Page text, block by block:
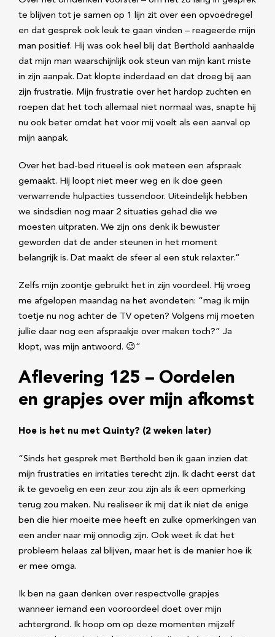
te blijven tot je samen op 1 lijn zit over een opvoedregel
en dat gesprek ook leuk te gaan vinden – reageerde mijn
man positief. Hij was ook heel blij dat Berthold aanhaalde
dat mijn man waarschijnlijk ook steun van mijn kant miste
in zijn aanpak. Dat klopte inderdaad en dat droeg bij aan
zijn frustratie. Mijn frustratie over het hardop zuchten en
roepen dat het toch allemaal niet normaal was, snapte hij
nu ook beter omdat het voor mij voelt als een aanval op
mijn aanpak.
Over het bad-bed ritueel is ook meteen een afspraak
gemaakt. Hij loopt niet meer weg en ik doe geen
verwarrende hulpacties tussendoor. Uiteindelijk hebben
we sindsdien nog maar 2 situaties gehad die we
moesten uitpraten. We zijn ons denk ik bewuster
geworden dat de ander steunen in het moment
belangrijk is. Dat maakt de sfeer al een stuk relaxter.”
Zelfs mijn zoontje gebruikt het in zijn voordeel. Hij vroeg
me afgelopen maandag na het avondeten: “mag ik mijn
toetje nu nog achter de TV opeten? Volgens mij moeten
jullie daar nog een afspraakje over maken toch?” Ja
klopt, was mijn antwoord. 😉”
Aflevering 125 – Oordelen
en grapjes over mijn afkomst
Hoe is het nu met Quinty? (2 weken later)
“Sinds het gesprek met Berthold ben ik gaan inzien dat
mijn frustraties en irritaties terecht zijn. Ik dacht eerst dat
ik te gevoelig en een zeur zou zijn als ik een opmerking
terug zou maken. Nu realiseer ik mij dat ik niet de enige
ben die hier moeite mee heeft en zulke opmerkingen van
een ander naar mij onnodig zijn. Ook weet ik dat het
probleem helaas zal blijven, maar het is de manier hoe ik
er mee omga.
Ik ben na gaan denken over respectvolle grapjes
wanneer iemand een vooroordeel doet over mijn
achtergrond. Ik hoop om op deze momenten mijzelf